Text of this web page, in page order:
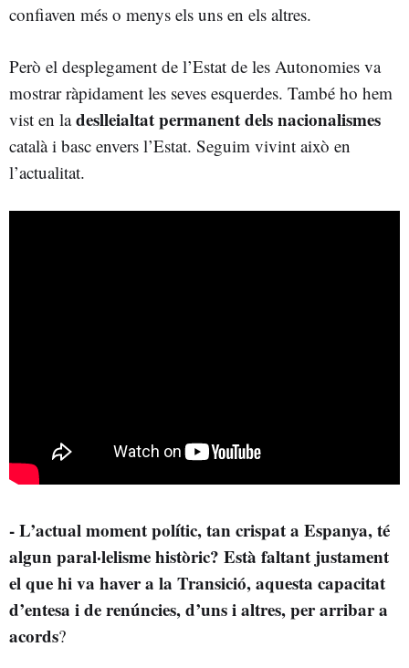
confiaven més o menys els uns en els altres.
Però el desplegament de l’Estat de les Autonomies va
mostrar ràpidament les seves esquerdes. També ho hem
vist en ladeslleialtat permanent dels nacionalismes
català i basc envers l’Estat. Seguim vivint això en
l’actualitat.
- L’actual moment polític, tan crispat a Espanya, té
algun paral·lelisme històric? Està faltant justament
el que hi va haver a la Transició, aquesta capacitat
d’entesa i de renúncies, d’uns i altres, per arribar a
acords?